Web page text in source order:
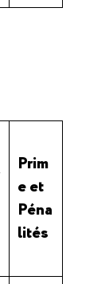
Prim
e et
Péna
lités